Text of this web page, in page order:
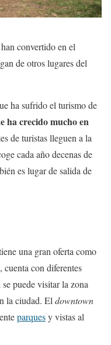
convertido en el
de otros lugares del
ha sufrido el turismo de
ha crecido mucho en
de turistas lleguen a la
cada año decenas de
es lugar de salida de
una gran oferta como
con diferentes
puede visitar la zona
la ciudad. El downtown
parquesy vistas al